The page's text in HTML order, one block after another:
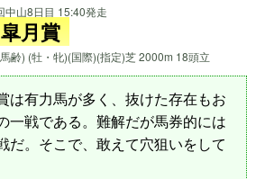
山8日目 15:40発走
月賞
齢) (牡・牝)(国際)(指定)芝 2000m 18頭立
は有力馬が多く、抜けた存在もお
一戦である。難解だが馬券的には
だ。そこで、敢えて穴狙いをして